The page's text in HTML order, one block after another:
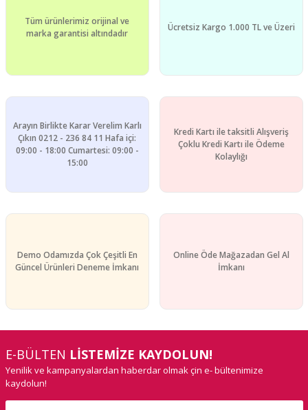
Tüm ürünlerimiz orijinal ve
marka garantisi altındadır
Ücretsiz Kargo 1.000 TL ve Üzeri
Arayın Birlikte Karar Verelim Karlı
Çıkın 0212 - 236 84 11 Hafa içi:
09:00 - 18:00 Cumartesi: 09:00 -
15:00
Kredi Kartı ile taksitli Alışveriş
Çoklu Kredi Kartı ile Ödeme
Kolaylığı
Demo Odamızda Çok Çeşitli En
Güncel Ürünleri Deneme İmkanı
Online Öde Mağazadan Gel Al
İmkanı
E-BÜLTEN LİSTEMİZE KAYDOLUN!
Yenilik ve kampanyalardan haberdar olmak çin e- bültenimize
kaydolun!